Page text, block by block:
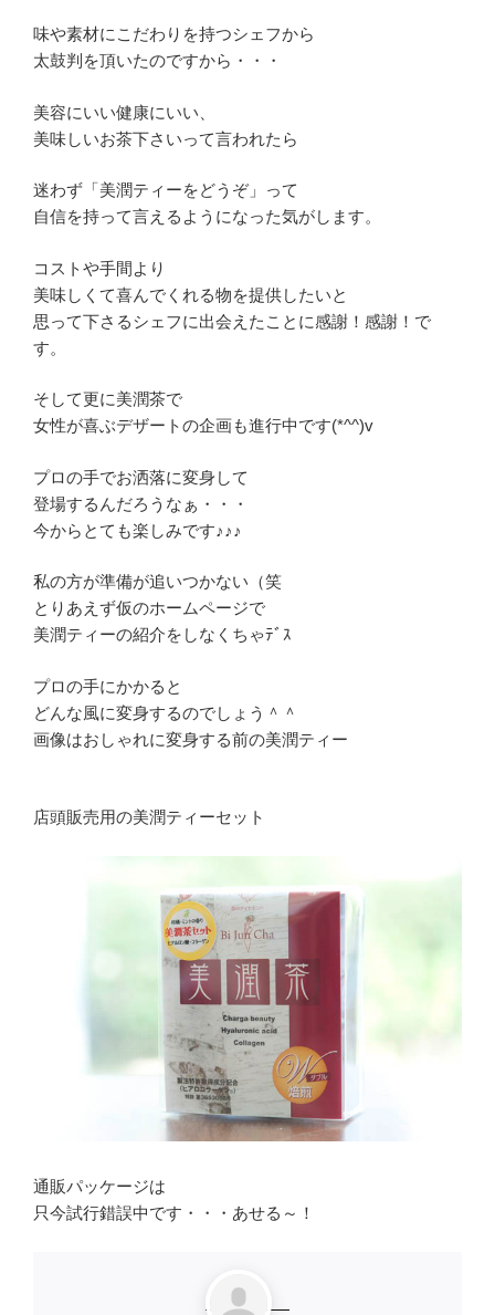
味や素材にこだわりを持つシェフから
太鼓判を頂いたのですから・・・
美容にいい健康にいい、
美味しいお茶下さいって言われたら
迷わず「美潤ティーをどうぞ」って
自信を持って言えるようになった気がします。
コストや手間より
美味しくて喜んでくれる物を提供したいと
思って下さるシェフに出会えたことに感謝！感謝！で
す。
そして更に美潤茶で
女性が喜ぶデザートの企画も進行中です(*^^)v
プロの手でお洒落に変身して
登場するんだろうなぁ・・・
今からとても楽しみです♪♪♪
私の方が準備が追いつかない（笑
とりあえず仮のホームページで
美潤ティーの紹介をしなくちゃﾃﾞｽ
プロの手にかかると
どんな風に変身するのでしょう＾＾
画像はおしゃれに変身する前の美潤ティー
店頭販売用の美潤ティーセット
通販パッケージは
只今試行錯誤中です・・・あせる～！